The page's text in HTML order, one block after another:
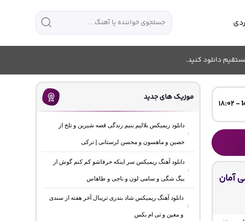
دانلود کنید.
آمان
موزیک های جدید
دانلود ریمیکس بلالیم بنیم زندگی قصه شیرین و تلخ از
حصین و ماهسون و محسن لرستانی | ترکی
دانلود آهنگ ریمیکس سر اینکه حرفاشو کم کنم گوش از
بیگ شگی و سامی لون و ناجی و طاهاس
دانلود آهنگ ریمیکس شاد بندری تریبال آخر هفته از سندی
و معین و تی ام بکس